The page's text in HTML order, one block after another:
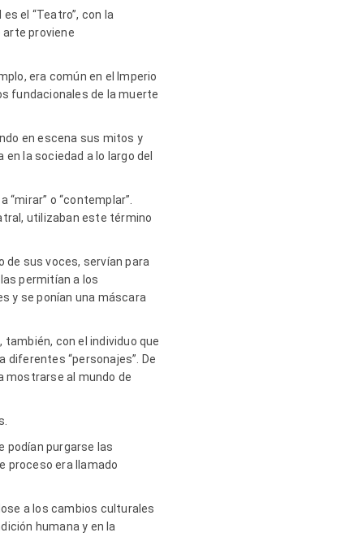
el “Teatro”, con la
proviene
era común en el Imperio
fundacionales de la muerte
en escena sus mitos y
la sociedad a lo largo del
“mirar” o “contemplar”.
utilizaban este término
de sus voces, servían para
permitían a los
y se ponían una máscara
con el individuo que
“personajes”. De
mostrarse al mundo de
podían purgarse las
proceso era llamado
a los cambios culturales
humana y en la